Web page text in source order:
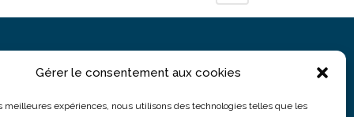
Gérer le consentement aux cookies
meilleures expériences, nous utilisons des technologies telles que les
5 rue du Colonel Moll